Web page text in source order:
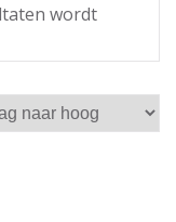
wordt